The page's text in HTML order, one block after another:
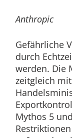
Anthropic
Gefährliche
durch
werden. Die
zeitgleich
Mythos 5